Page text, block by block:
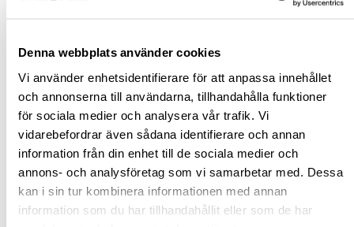
Denna webbplats använder cookies
Vi använder enhetsidentifierare för att anpassa innehållet
och annonserna till användarna, tillhandahålla funktioner
för sociala medier och analysera vår trafik. Vi
vidarebefordrar även sådana identifierare och annan
information från din enhet till de sociala medier och
annons- och analysföretag som vi samarbetar med. Dessa
kan i sin tur kombinera informationen med annan
information som du har tillhandahållit eller som de har
Jönköping butik Finns i lager
Malmö butik Finns i lager
Stockholm butik
Snabba leveranser
Hämta i butik
Ledande leverantör i Sverige